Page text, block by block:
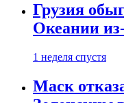
Грузия
Океании
1 неделя спустя
Маск